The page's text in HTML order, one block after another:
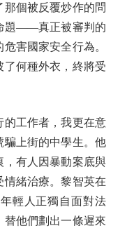
個被反覆炒作的問
題——真正被審判的
害國家安全行為。
何種外衣，終將受
工作者，我更在意
騙上街的中學生。他
，有人因暴動案底與
情緒治療。黎智英在
輕人正獨自面對法
替他們劃出一條遲來